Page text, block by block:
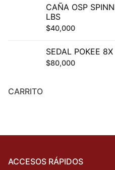
CAÑA OSP
LBS
$40,000
SEDAL POKEE
$80,000
CARRITO
ACCESOS RÁPIDOS